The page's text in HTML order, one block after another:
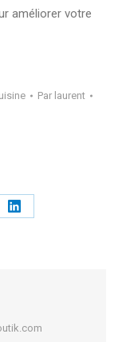
améliorer votre
Par laurent
Partager